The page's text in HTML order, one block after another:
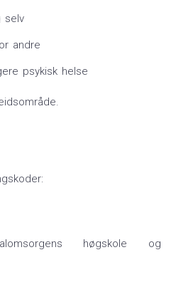
selv
andre
psykisk helse
høgskole og